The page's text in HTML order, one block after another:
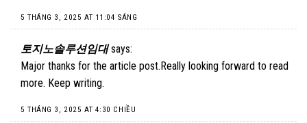
5 THÁNG 3, 2025 AT 11:04 SÁNG
토지노솔루션임대 says:
Major thanks for the article post.Really looking forward to read
more. Keep writing.
5 THÁNG 3, 2025 AT 4:30 CHIỀU